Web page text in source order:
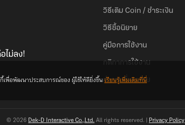
ไม่ลง!
วิธีเติม Coin / ชำระเงิน
วิธีซื้อนิยาย
คู่มือการใช้งาน
กติกาการใช้งาน
คำถามที่พบบ่อย
© 2026 Dek-D Interactive Co.,Ltd. All rights reserved. | Privacy Policy
เพื่อพัฒนาประสบการณ์ของ ผู้ใช้ให้ดียิ่งขึ้นเรียนรู้เพิ่มเติมที่นี่